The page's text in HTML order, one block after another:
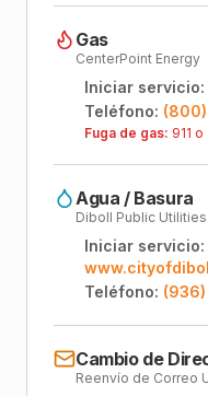
Gas
CenterPoint Energy
Iniciar servicio:
Teléfono:
Fuga de gas: 911 o
Agua / Basura
Diboll Public Utilities
Iniciar servicio:
Teléfono:
Cambio de
Reenvío de Correo